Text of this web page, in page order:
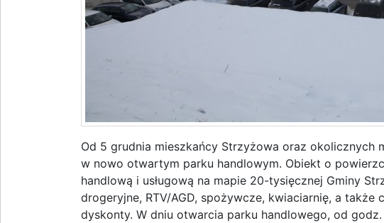
Od 5 grudnia mieszkańcy Strzyżowa oraz okolicznych
w nowo otwartym parku handlowym. Obiekt o
handlową i usługową na mapie 20-tysięcznej Gminy
drogeryjne, RTV/AGD, spożywcze, kwiaciarnię, a także
dyskonty. W dniu otwarcia parku handlowego, od